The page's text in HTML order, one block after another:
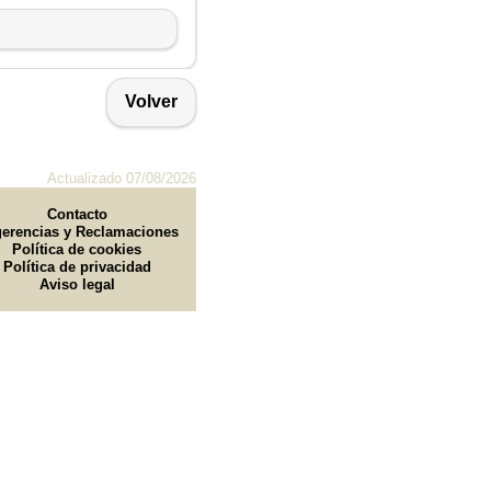
Volver
Actualizado 07/08/2026
Contacto
y Reclamaciones
Política de cookies
Política de privacidad
Aviso legal